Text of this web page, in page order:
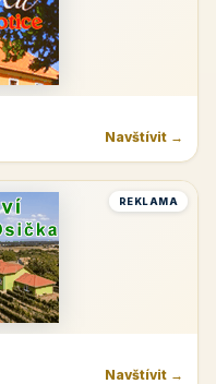
Navštívit →
REKLAMA
Navštívit →